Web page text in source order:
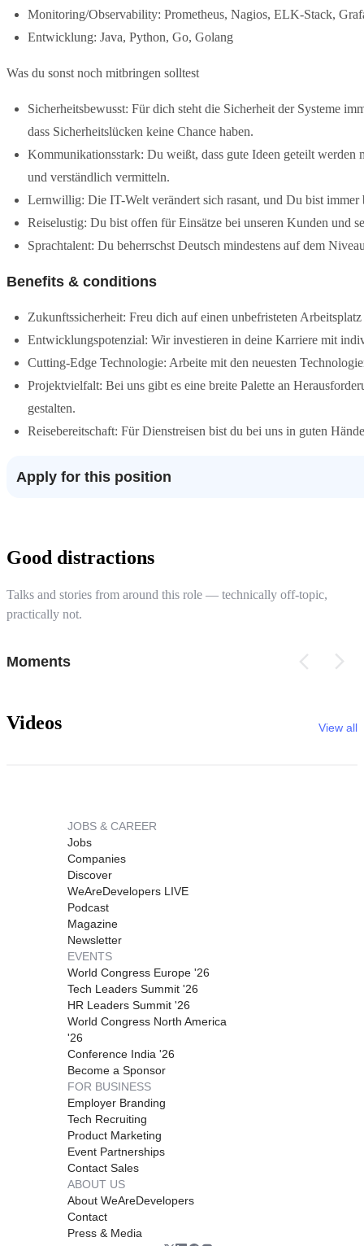
Monitoring/Observability: Prometheus, Nagios, ELK-Stack,
Entwicklung: Java, Python, Go, Golang
Was du sonst noch mitbringen solltest
Sicherheitsbewusst: Für dich steht die Sicherheit der Systeme
dass Sicherheitslücken keine Chance haben.
Kommunikationsstark: Du weißt, dass gute Ideen geteilt
und verständlich vermitteln.
Lernwillig: Die IT-Welt verändert sich rasant, und Du bist
Reiselustig: Du bist offen für Einsätze bei unseren Kunden und
Sprachtalent: Du beherrschst Deutsch mindestens auf dem
Benefits & conditions
Zukunftssicherheit: Freu dich auf einen unbefristeten
Entwicklungspotenzial: Wir investieren in deine Karriere mit
Cutting-Edge Technologie: Arbeite mit den neuesten
Projektvielfalt: Bei uns gibt es eine breite Palette an
gestalten.
Reisebereitschaft: Für Dienstreisen bist du bei uns in guten
Apply for this position
Good distractions
Talks and stories from around this role — technically off-topic,
practically not.
Moments
Videos View all
JOBS & CAREER
Jobs
Companies
Discover
WeAreDevelopers LIVE
Podcast
Magazine
Newsletter
EVENTS
World Congress Europe '26
Tech Leaders Summit '26
HR Leaders Summit '26
World Congress North America
'26
Conference India '26
Become a Sponsor
FOR BUSINESS
Employer Branding
Tech Recruiting
Product Marketing
Event Partnerships
Contact Sales
ABOUT US
About WeAreDevelopers
Contact
Press & Media